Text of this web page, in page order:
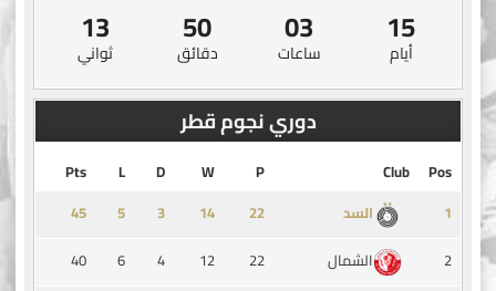
15
أيام
03
ساعات
50
دقائق
13
ثواني
دوري نجوم قطر
Pos
Club
P
W
D
L
Pts
1
السد ‏22
14
3
5
45
2
الشمال 22
12
4
6
40